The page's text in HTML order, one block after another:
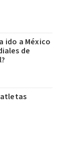
ido a México
de